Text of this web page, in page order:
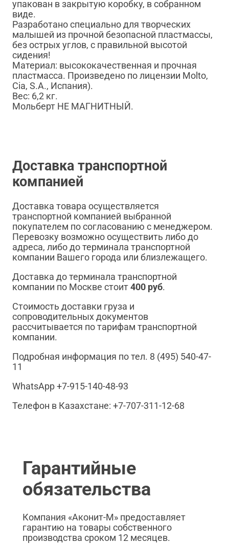
упакован в закрытую коробку, в собранном
виде.
Разработано специально для творческих
малышей из прочной безопасной пластмассы,
без острых углов, с правильной высотой
сидения!
Материал: высококачественная и прочная
пластмасса. Произведено по лицензии Molto,
Cia, S.A., Испания).
Вес: 6,2 кг.
Мольберт НЕ МАГНИТНЫЙ.
Доставка транспортной
компанией
Доставка товара осуществляется
транспортной компанией выбранной
покупателем по согласованию с менеджером.
Перевозку возможно осуществить либо до
адреса, либо до терминала транспортной
компании Вашего города или близлежащего.
Доставка до терминала транспортной
компании по Москве стоит400 руб.
Стоимость доставки груза и
сопроводительных документов
рассчитывается по тарифам транспортной
компании.
Подробная информация по тел. 8 (495) 540-47-
11
WhatsApp +7-915-140-48-93
Телефон в Казахстане: +7-707-311-12-68
Гарантийные
обязательства
Компания «Аконит-М» предоставляет
гарантию на товары собственного
производства сроком 12 месяцев.